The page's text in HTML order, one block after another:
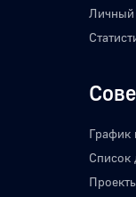
График
Список